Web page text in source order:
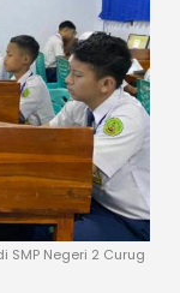
SMP Negeri 2 Curug